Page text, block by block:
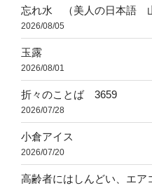
忘れ水 （美人の日本語 山
2026/08/05
玉露
2026/08/01
折々のことば 3659
2026/07/28
小倉アイス
2026/07/20
高齢者にはしんどい、エア